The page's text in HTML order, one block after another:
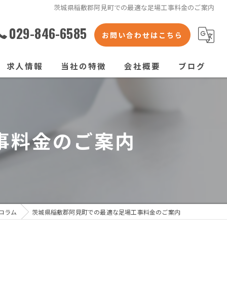
茨城県稲敷郡阿見町での最適な足場工事料金のご案内
029-846-6585 お問い合わせはこちら
求人情報 当社の特徴
次世代足場
会社概要 ブログ
料金のご案内
ラム 茨城県稲敷郡阿見町での最適な足場工事料金のご案内